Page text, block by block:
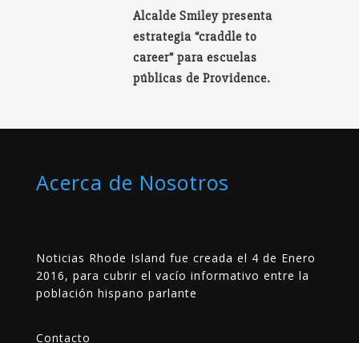
Alcalde Smiley presenta
estrategia “craddle to
career” para escuelas
públicas de Providence.
Acerca de Nosotros
Noticias Rhode Island fue creada el 4 de Enero
2016, para cubrir el vacío informativo entre la
población hispano parlante
Contacto